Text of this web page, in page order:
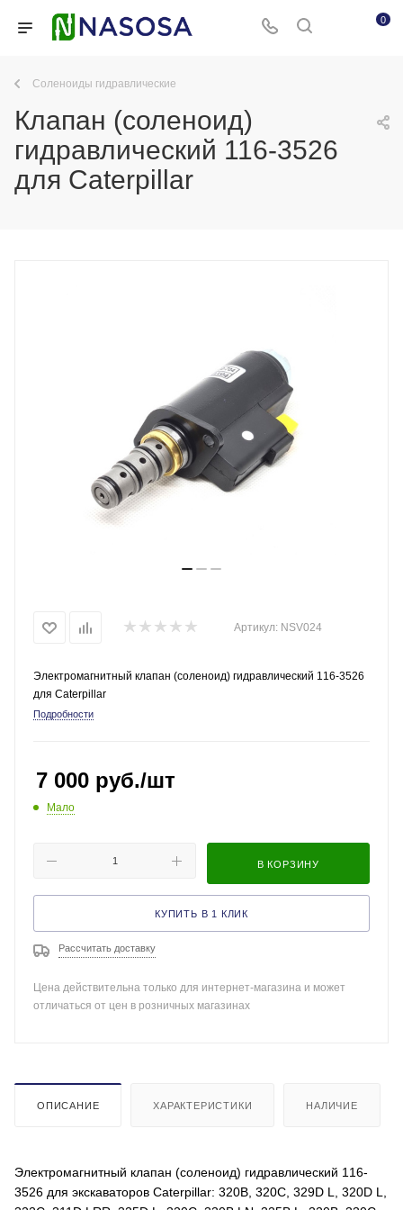
0
Соленоиды гидравлические
Клапан (соленоид)
гидравлический 116-3526
для Caterpillar
Артикул: NSV024
Электромагнитный клапан (соленоид) гидравлический 116-3526
для Caterpillar
Подробности
7 000 руб./шт
Мало
В КОРЗИНУ
КУПИТЬ В 1 КЛИК
Рассчитать доставку
Цена действительна только для интернет-магазина и может
отличаться от цен в розничных магазинах
ОПИСАНИЕ ХАРАКТЕРИСТИКИ НАЛИЧИЕ
Электромагнитный клапан (соленоид) гидравлический 116-
3526 для экскаваторов Caterpillar: 320B, 320C, 329D L, 320D L,